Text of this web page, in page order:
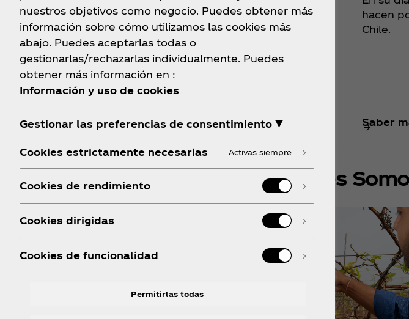
A través de “Aliados por un Reciclaje + Cooperativo”,
iniciativa impulsada por Fundación Coca‑Cola y la
Asociación Nacional de Recicladores de Base (Anarch), se
incorporaron 11 nuevas cooperativas al programa y se
entregaron dos camiones de carga a la Cooperativa de
Trabajo de Recicladores del Limarí.
Saber más
hacen
Chile.
Saber
Quienes
nuestros objetivos como negocio. Puedes obtener más
información sobre cómo utilizamos las cookies más
abajo. Puedes aceptarlas todas o
gestionarlas/rechazarlas individualmente. Puedes
obtener más información en :
Información y uso de cookies
Gestionar las preferencias de consentimiento ▼
Cookies estrictamente necesarias Activas siempre
Cookies de rendimiento
Cookies dirigidas
Cookies de funcionalidad
Permitirlas todas